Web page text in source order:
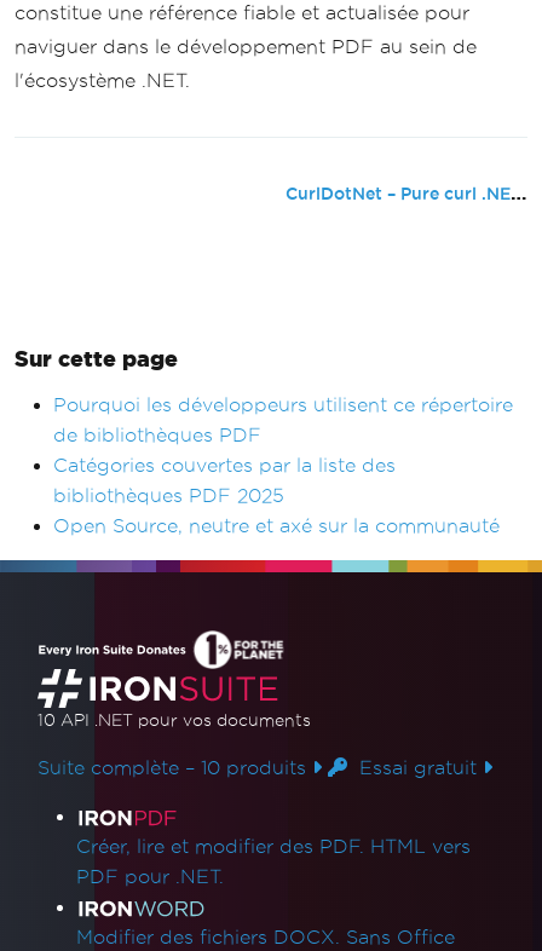
constitue une référence fiable et actualisée pour
naviguer dans le développement PDF au sein de
l'écosystème .NET.
CurlDotNet – Pure curl .NET
Sur cette page
Pourquoi les développeurs utilisent ce répertoire
de bibliothèques PDF
Catégories couvertes par la liste des
bibliothèques PDF 2025
Open Source, neutre et axé sur la communauté
10 API .NET pour vos documents
Suite complète – 10 produits Essai gratuit
Liens des produits
Créer, lire et modifier des PDF. HTML vers
PDF pour .NET.
Modifier des fichiers DOCX. Sans Office